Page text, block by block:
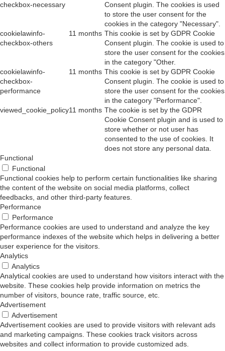
checkbox-necessary
Consent plugin. The cookies is used
to store the user consent for the
cookies in the category "Necessary".
cookielawinfo-
checkbox-others
11 months This cookie is set by GDPR Cookie
Consent plugin. The cookie is used to
store the user consent for the cookies
in the category "Other.
cookielawinfo-
checkbox-
performance
11 months This cookie is set by GDPR Cookie
Consent plugin. The cookie is used to
store the user consent for the cookies
in the category "Performance".
viewed_cookie_policy11 months The cookie is set by the GDPR
Cookie Consent plugin and is used to
store whether or not user has
consented to the use of cookies. It
does not store any personal data.
Functional
Functional
Functional cookies help to perform certain functionalities like sharing
the content of the website on social media platforms, collect
feedbacks, and other third-party features.
Performance
Performance
Performance cookies are used to understand and analyze the key
performance indexes of the website which helps in delivering a better
user experience for the visitors.
Analytics
Analytics
Analytical cookies are used to understand how visitors interact with the
website. These cookies help provide information on metrics the
number of visitors, bounce rate, traffic source, etc.
Advertisement
Advertisement
Advertisement cookies are used to provide visitors with relevant ads
and marketing campaigns. These cookies track visitors across
websites and collect information to provide customized ads.